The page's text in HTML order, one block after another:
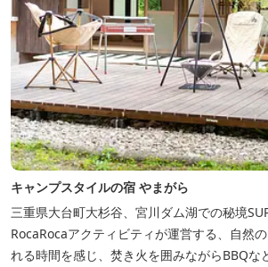
キャンプスタイルの宿 やまがら
三重県大台町大杉谷、宮川ダム湖での秘境
RocaRocaアクティビティが運営する、自然
れる時間を感じ、焚き火を囲みながらBBQな